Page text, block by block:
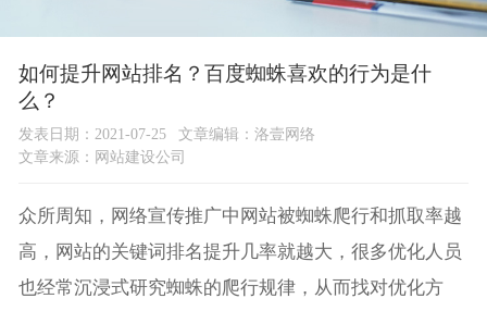
如何提升网站排名？百度蜘蛛喜欢的行为是什
么？
发表日期：2021-07-25
文章编辑：洛壹网络
文章来源： 网站建设公司
众所周知，网络宣传推广中网站被蜘蛛爬行和抓取率越
高，网站的关键词排名提升几率就越大，很多优化人员
也经常沉浸式研究蜘蛛的爬行规律，从而找对优化方